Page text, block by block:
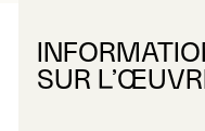
SUR